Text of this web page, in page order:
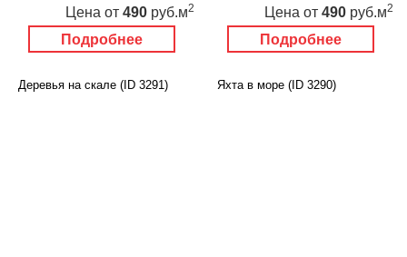
Подробнее
Цена от 490 руб.м2
Подробнее
Цена от 490 руб.м2
Деревья на скале (ID 3291) Яхта в море (ID 3290)